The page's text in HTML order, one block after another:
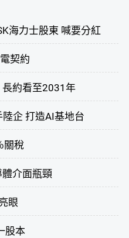
海力士股東 喊要分紅
契約
約看至2031年
企 打造AI基地台
關稅
介面瓶頸
眼
股本